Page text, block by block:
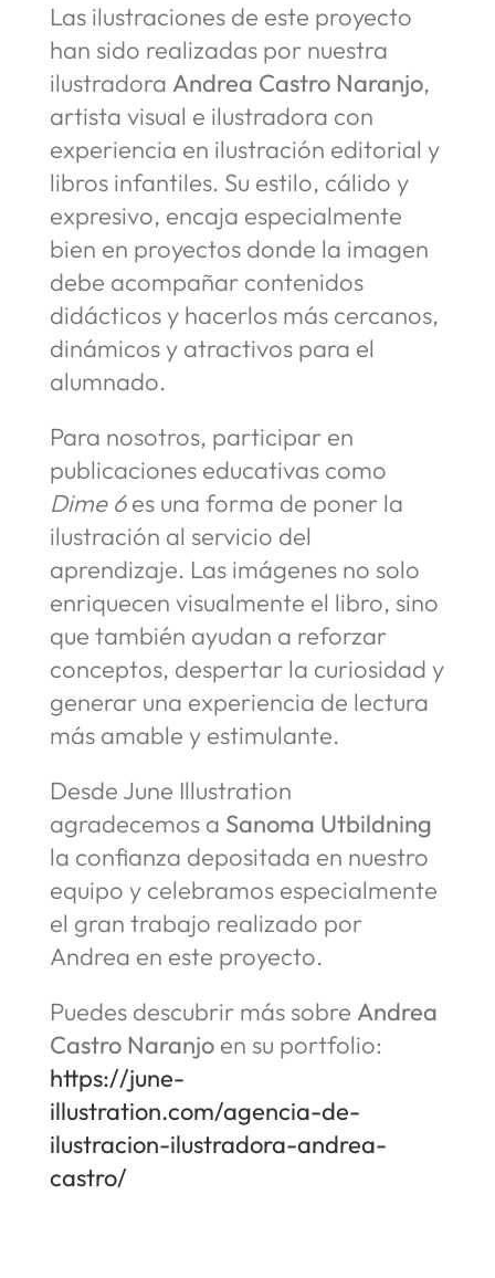
Las ilustraciones de este proyecto
han sido realizadas por nuestra
ilustradora Andrea Castro Naranjo,
artista visual e ilustradora con
experiencia en ilustración editorial y
libros infantiles. Su estilo, cálido y
expresivo, encaja especialmente
bien en proyectos donde la imagen
debe acompañar contenidos
didácticos y hacerlos más cercanos,
dinámicos y atractivos para el
alumnado.
Para nosotros, participar en
publicaciones educativas como
Dime 6es una forma de poner la
ilustración al servicio del
aprendizaje. Las imágenes no solo
enriquecen visualmente el libro, sino
que también ayudan a reforzar
conceptos, despertar la curiosidad y
generar una experiencia de lectura
más amable y estimulante.
Desde June Illustration
agradecemos a Sanoma Utbildning
la confianza depositada en nuestro
equipo y celebramos especialmente
el gran trabajo realizado por
Andrea en este proyecto.
Puedes descubrir más sobre Andrea
Castro Naranjo en su portfolio:
https://june-
illustration.com/agencia-de-
ilustracion-ilustradora-andrea-
castro/